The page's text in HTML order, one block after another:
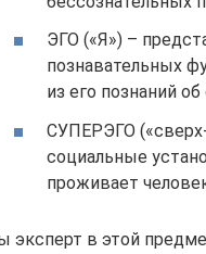
ЭГО («Я») –
познавательных
из его познаний
СУПЕРЭГО
социальные
проживает
эксперт в этой